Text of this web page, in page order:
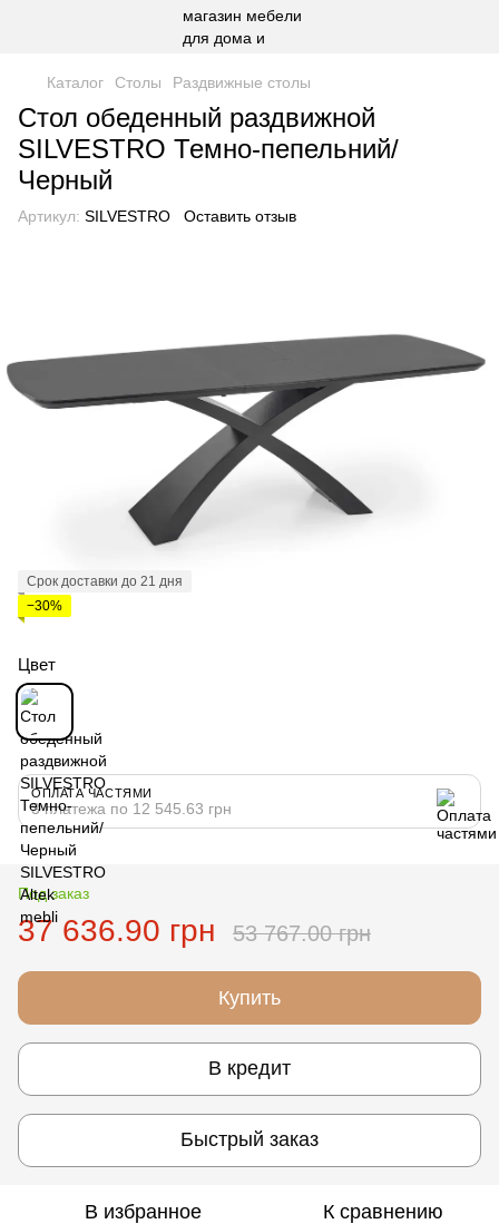
Каталог Столы Раздвижные столы
Стол обеденный раздвижной
SILVESTRO Темно-пепельний/
Черный
Артикул: SILVESTRO Оставить отзыв
Срок доставки до 21 дня
−30%
Цвет
ОПЛАТА ЧАСТЯМИ
3 платежа по 12 545.63 грн
Под заказ
37 636.90 грн 53 767.00 грн
Купить
В кредит
Быстрый заказ
В избранное К сравнению